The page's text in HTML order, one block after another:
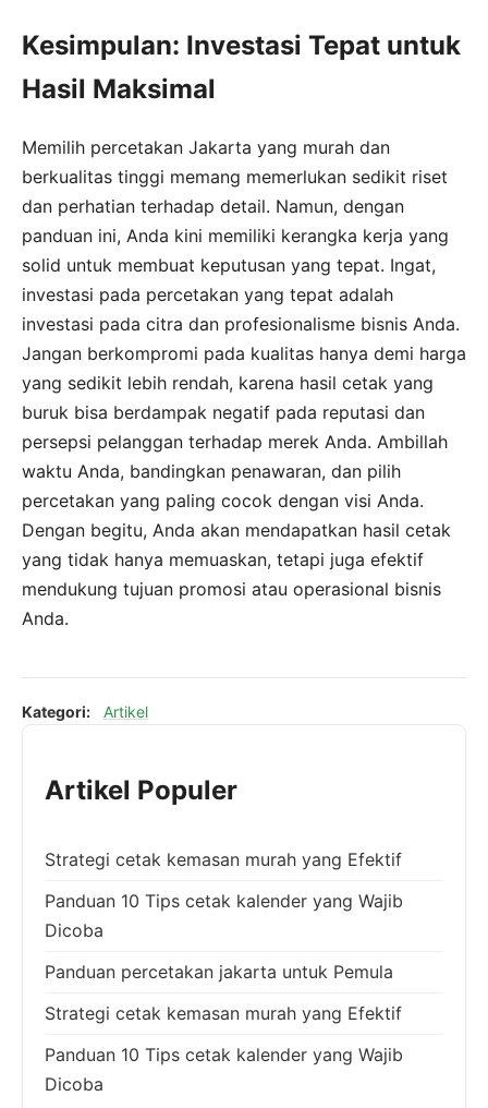
Kesimpulan: Investasi Tepat untuk
Hasil Maksimal
Memilih percetakan Jakarta yang murah dan
berkualitas tinggi memang memerlukan sedikit riset
dan perhatian terhadap detail. Namun, dengan
panduan ini, Anda kini memiliki kerangka kerja yang
solid untuk membuat keputusan yang tepat. Ingat,
investasi pada percetakan yang tepat adalah
investasi pada citra dan profesionalisme bisnis Anda.
Jangan berkompromi pada kualitas hanya demi harga
yang sedikit lebih rendah, karena hasil cetak yang
buruk bisa berdampak negatif pada reputasi dan
persepsi pelanggan terhadap merek Anda. Ambillah
waktu Anda, bandingkan penawaran, dan pilih
percetakan yang paling cocok dengan visi Anda.
Dengan begitu, Anda akan mendapatkan hasil cetak
yang tidak hanya memuaskan, tetapi juga efektif
mendukung tujuan promosi atau operasional bisnis
Anda.
Kategori: Artikel
Artikel Populer
Strategi cetak kemasan murah yang Efektif
Panduan 10 Tips cetak kalender yang Wajib
Dicoba
Panduan percetakan jakarta untuk Pemula
Strategi cetak kemasan murah yang Efektif
Panduan 10 Tips cetak kalender yang Wajib
Dicoba